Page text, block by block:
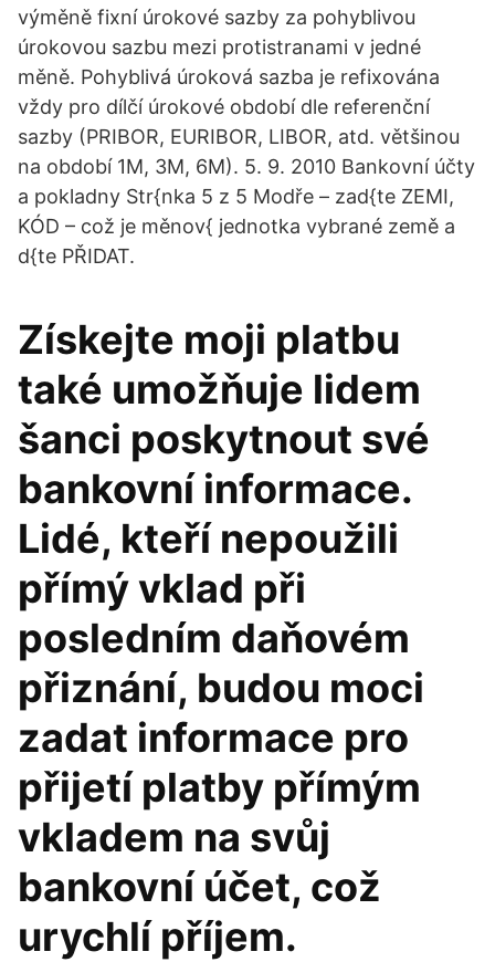
výměně fixní úrokové sazby za pohyblivou
úrokovou sazbu mezi protistranami v jedné
měně. Pohyblivá úroková sazba je refixována
vždy pro dílčí úrokové období dle referenční
sazby (PRIBOR, EURIBOR, LIBOR, atd. většinou
na období 1M, 3M, 6M). 5. 9. 2010 Bankovní účty
a pokladny Str{nka 5 z 5 Modře – zad{te ZEMI,
KÓD – což je měnov{ jednotka vybrané země a
d{te PŘIDAT.
Získejte moji platbu
také umožňuje lidem
šanci poskytnout své
bankovní informace.
Lidé, kteří nepoužili
přímý vklad při
posledním daňovém
přiznání, budou moci
zadat informace pro
přijetí platby přímým
vkladem na svůj
bankovní účet, což
urychlí příjem.